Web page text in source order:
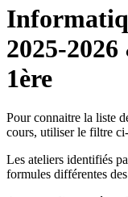
2025-2026
1ère
Pour connaitre la liste
cours, utiliser le filtre
Les ateliers identifiés
formules différentes